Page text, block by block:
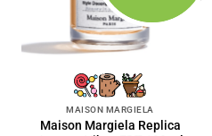
MAISON MARGIELA
Maison Margiela Replica